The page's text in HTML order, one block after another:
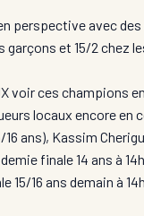
perspective avec
garçons et 15/2 chez
voir ces champions
locaux encore en
ans), Kassim
finale 14 ans à
15/16 ans demain à